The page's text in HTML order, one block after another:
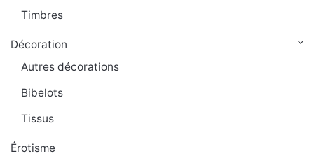
Timbres
Décoration
Autres décorations
Bibelots
Tissus
Érotisme